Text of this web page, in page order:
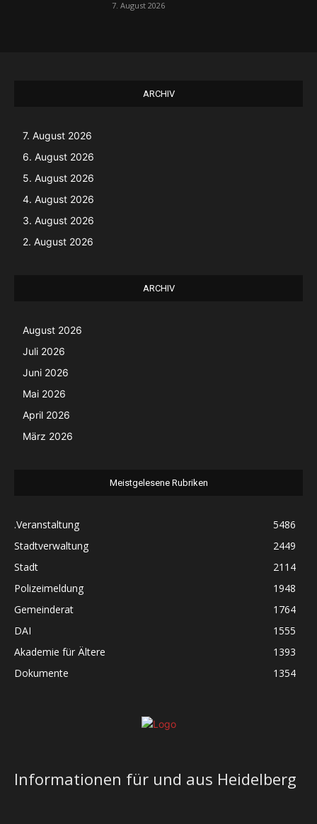
7. August 2026
ARCHIV
7. August 2026
6. August 2026
5. August 2026
4. August 2026
3. August 2026
2. August 2026
ARCHIV
August 2026
Juli 2026
Juni 2026
Mai 2026
April 2026
März 2026
Meistgelesene Rubriken
.Veranstaltung
5486
Stadtverwaltung
2449
Stadt
2114
Polizeimeldung
1948
Gemeinderat
1764
DAI
1555
Akademie für Ältere
1393
Dokumente
1354
Informationen für und aus Heidelberg